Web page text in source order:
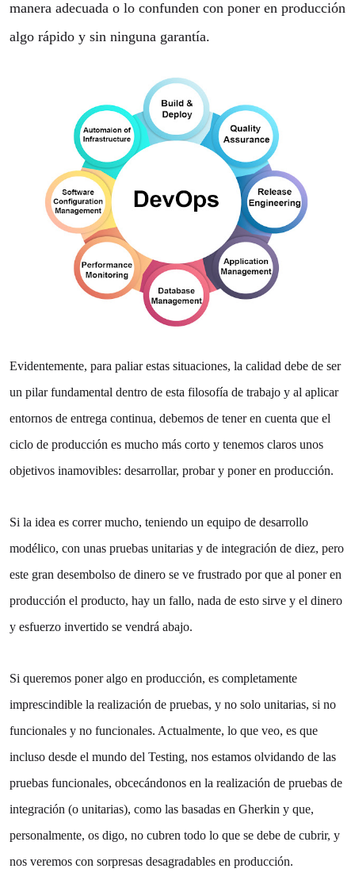
manera adecuada o lo confunden con poner en producción
algo rápido y sin ninguna garantía.
Evidentemente, para paliar estas situaciones, la calidad debe de ser
un pilar fundamental dentro de esta filosofía de trabajo y al aplicar
entornos de entrega continua, debemos de tener en cuenta que el
ciclo de producción es mucho más corto y tenemos claros unos
objetivos inamovibles: desarrollar, probar y poner en producción.
Si la idea es correr mucho, teniendo un equipo de desarrollo
modélico, con unas pruebas unitarias y de integración de diez, pero
este gran desembolso de dinero se ve frustrado por que al poner en
producción el producto, hay un fallo, nada de esto sirve y el dinero
y esfuerzo invertido se vendrá abajo.
Si queremos poner algo en producción, es completamente
imprescindible la realización de pruebas, y no solo unitarias, si no
funcionales y no funcionales. Actualmente, lo que veo, es que
incluso desde el mundo del Testing, nos estamos olvidando de las
pruebas funcionales, obcecándonos en la realización de pruebas de
integración (o unitarias), como las basadas en Gherkin y que,
personalmente, os digo, no cubren todo lo que se debe de cubrir, y
nos veremos con sorpresas desagradables en producción.